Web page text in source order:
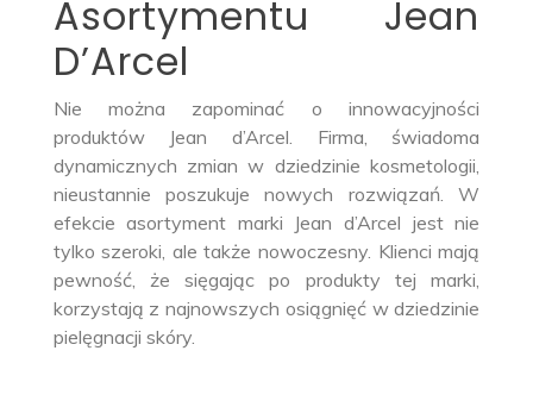
Asortymentu Jean
D’Arcel
Nie można zapominać o innowacyjności
produktów Jean d’Arcel. Firma, świadoma
dynamicznych zmian w dziedzinie kosmetologii,
nieustannie poszukuje nowych rozwiązań. W
efekcie asortyment marki Jean d’Arcel jest nie
tylko szeroki, ale także nowoczesny. Klienci mają
pewność, że sięgając po produkty tej marki,
korzystają z najnowszych osiągnięć w dziedzinie
pielęgnacji skóry.